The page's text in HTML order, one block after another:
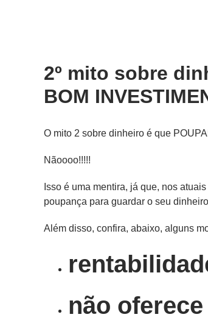
2º mito sobre
BOM
O mito 2 sobre dinheiro é que
Nãoooo!!!!!
Isso é uma mentira, já que, nos
poupança para guardar o seu
Além disso, confira, abaixo, alguns
não